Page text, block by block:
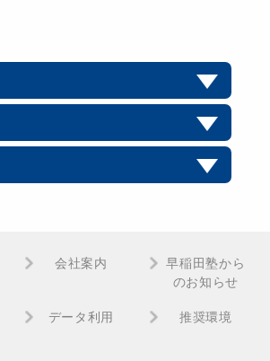
会社案内
早稲田塾から
のお知らせ
データ利用 推奨環境